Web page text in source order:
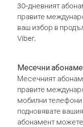
30-дневният
правите
ваш избор в
Viber.
Месечни
Месечният
правите
мобилни телефони
подновявате
абонамент